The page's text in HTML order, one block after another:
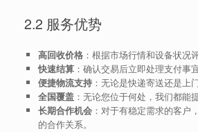
2.2 服务优势
高回收价格：根据市场行情和设备状况
快速结算：确认交易后立即处理支付事宜
便捷物流支持：无论是快递寄送还是上
全国覆盖：无论您位于何处，我们都能
长期合作机会：对于有稳定需求的客户
的合作关系。